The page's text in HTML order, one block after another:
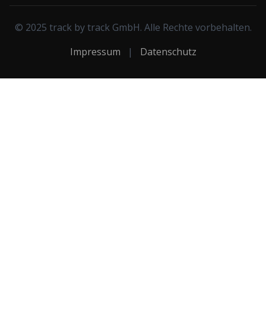
© 2025 track by track GmbH. Alle Rechte vorbehalten.
Impressum
| Datenschutz